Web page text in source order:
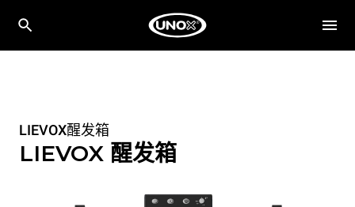
LIEVOX醒发箱
LIEVOX 醒发箱